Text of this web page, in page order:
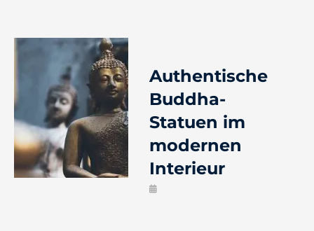
Authentische
Buddha-
Statuen im
modernen
Interieur